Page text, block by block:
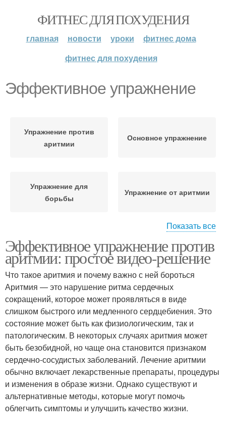
ФИТНЕС ДЛЯ ПОХУДЕНИЯ
главная новости уроки
фитнес дома
фитнес для похудения
Эффективное упражнение
Упражнение против
аритмии
Основное упражнение
Упражнение для
борьбы
Упражнение от аритмии
Упражнения от аритмии
лечения
Упражнение для
достижения
Упражнение для мужчин
Упражнение из йоги
Упражнение для
стройной фигуры
Упражнения при
Упражнения при
Показать все
Эффективное упражнение против
аритмии: простое видео-решение
Что такое аритмия и почему важно с ней бороться
Аритмия — это нарушение ритма сердечных
сокращений, которое может проявляться в виде
слишком быстрого или медленного сердцебиения. Это
состояние может быть как физиологическим, так и
патологическим. В некоторых случаях аритмия может
быть безобидной, но чаще она становится признаком
сердечно-сосудистых заболеваний. Лечение аритмии
обычно включает лекарственные препараты, процедуры
и изменения в образе жизни. Однако существуют и
альтернативные методы, которые могут помочь
облегчить симптомы и улучшить качество жизни.